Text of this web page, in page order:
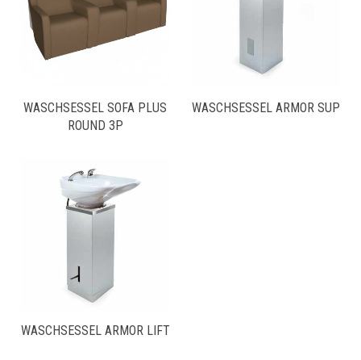
WASCHSESSEL SOFA PLUS
ROUND 3P
WASCHSESSEL ARMOR SUP
WASCHSESSEL ARMOR LIFT